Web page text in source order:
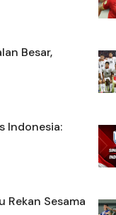
Besar,
Indonesia:
Rekan Sesama